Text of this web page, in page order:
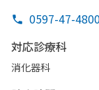
0597-47-
対応診療科
消化器科